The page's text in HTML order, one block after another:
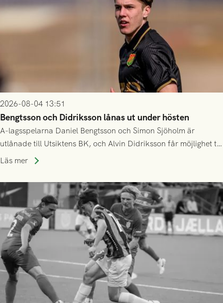
2026-08-04 13:51
Bengtsson och Didriksson lånas ut under hösten
A-lagsspelarna Daniel Bengtsson och Simon Sjöholm är
utlånade till Utsiktens BK, och Alvin Didriksson får möjlighet till
speltid i Hestrafors genom föreningssamarbete.
Läs mer